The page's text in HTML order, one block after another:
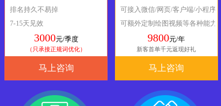
排名持久不易掉
7-15天见效
3000元/季度
（只承接正规词优化）
马上咨询
可接入微信/网页/客户端/小程序
可额外定制绘图视频等各种能力
9800元/年
新客首单千元返现好礼
马上咨询